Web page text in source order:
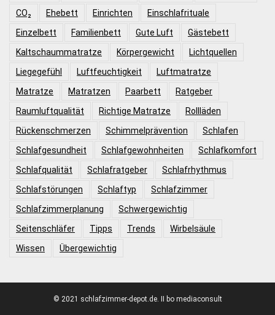
CO₂
Ehebett Einrichten
Einschlafrituale
Einzelbett
Familienbett Gute Luft
Gästebett
Kaltschaummatratze
Körpergewicht
Lichtquellen
Liegegefühl
Luftfeuchtigkeit
Luftmatratze
Matratze
Matratzen Paarbett
Ratgeber
Raumluftqualität
Richtige Matratze
Rollläden
Rückenschmerzen
Schimmelprävention
Schlafen
Schlafgesundheit
Schlafgewohnheiten
Schlafkomfort
Schlafqualität
Schlafratgeber
Schlafrhythmus
Schlafstörungen
Schlaftyp
Schlafzimmer
Schlafzimmerplanung
Schwergewichtig
Seitenschläfer
Tipps Trends
Wirbelsäule
Wissen
Übergewichtig
© 2021 schlafzimmer-depot.de. II bo mediaconsult